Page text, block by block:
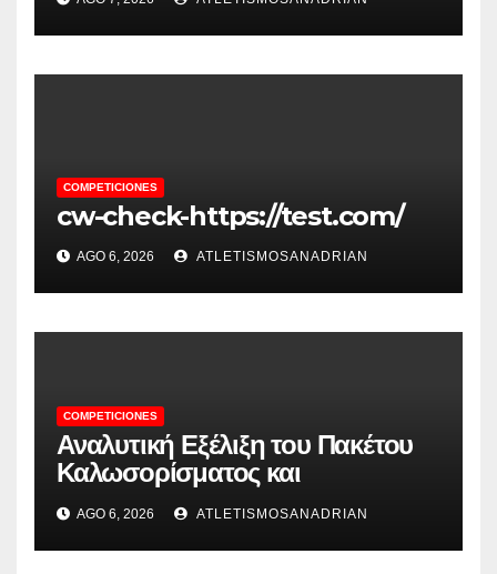
COMPETICIONES
cw-check-https://test.com/
AGO 6, 2026 ATLETISMOSANADRIAN
COMPETICIONES
Αναλυτική Εξέλιξη του Πακέτου
Καλωσορίσματος και
Περισσότερες Εκπλήξεις από την
Spinstar.Bet: Μοναδικές
Προσφορές και Παιχνίδια!
AGO 6, 2026 ATLETISMOSANADRIAN